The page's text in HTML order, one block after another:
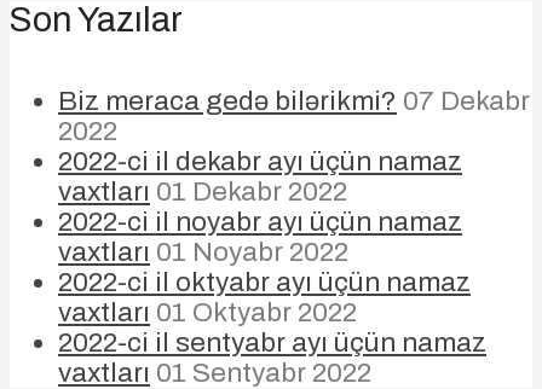
Son Yazılar
Biz meraca gedə bilərikmi? 07 Dekabr
2022
2022-ci il dekabr ayı üçün namaz
vaxtları 01 Dekabr 2022
2022-ci il noyabr ayı üçün namaz
vaxtları 01 Noyabr 2022
2022-ci il oktyabr ayı üçün namaz
vaxtları 01 Oktyabr 2022
2022-ci il sentyabr ayı üçün namaz
vaxtları 01 Sentyabr 2022